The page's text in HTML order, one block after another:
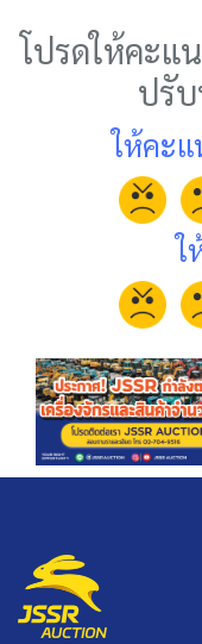
โปรดให้คะแ
ปรั
ให้คะ
ใ